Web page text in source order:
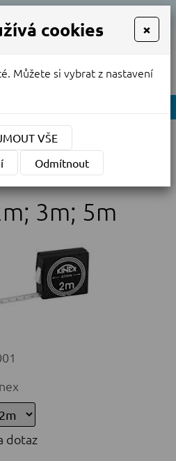
měřidel » Metry
3m; 5m
dotaz
cookies ×
Můžete si vybrat z nastavení
VŠE
Odmítnout